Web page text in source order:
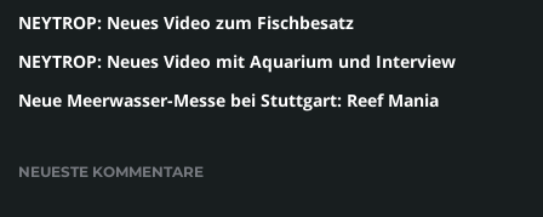
NEYTROP: Neues Video zum Fischbesatz
NEYTROP: Neues Video mit Aquarium und Interview
Neue Meerwasser-Messe bei Stuttgart: Reef Mania
NEUESTE KOMMENTARE